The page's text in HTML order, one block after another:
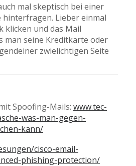
mal skeptisch bei einer
hinterfragen. Lieber einmal
klicken und das Mail
man seine Kreditkarte oder
zwielichtigen Seite
Spoofing-Mails: www.tec-
was-man-gegen-
kann/
cisco-email-
phishing-protection/